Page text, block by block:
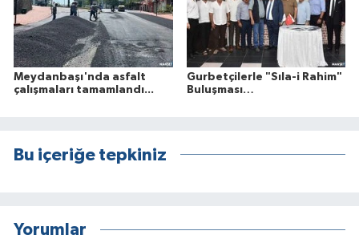
Meydanbaşı'nda asfalt
çalışmaları tamamlandı...
Gurbetçilerle "Sıla-i Rahim"
Buluşması…
Bu içeriğe tepkiniz
Yorumlar